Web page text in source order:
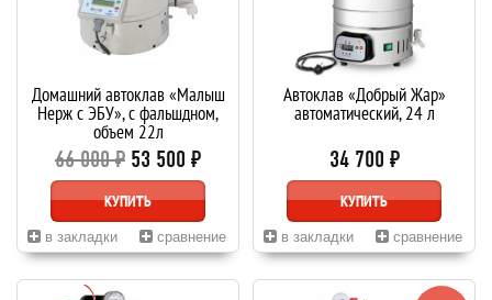
Домашний автоклав «Малыш
Нерж с ЭБУ», с фальшдном,
объем 22л
66 000 ₽ 53 500 ₽
КУПИТЬ
в закладки сравнение
Автоклав «Добрый Жар»
автоматический, 24 л
34 700 ₽
КУПИТЬ
в закладки сравнение